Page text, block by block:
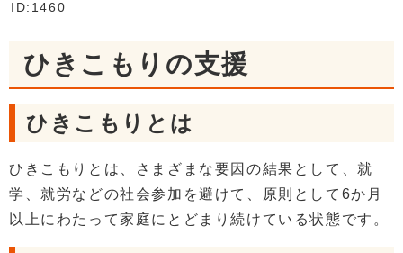
ID:1460
ひきこもりの支援
ひきこもりとは
ひきこもりとは、さまざまな要因の結果として、就
学、就労などの社会参加を避けて、原則として6か月
以上にわたって家庭にとどまり続けている状態です。